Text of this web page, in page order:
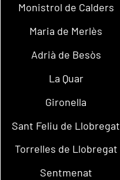
Monistrol de Calders
Maria de Merlès
Adrià de Besòs
La Quar
Gironella
Sant Feliu de Llobregat
Torrelles de Llobregat
Sentmenat